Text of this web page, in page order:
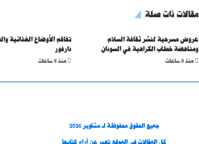
مقالات ذات صلة
عروض مسرحية لنشر ثقافة السلام
ومناهضة خطاب الكراهية في السودان
منذ 8 ساعات
تفاقم الأوضاع الغذائية
دارفور
منذ 8 ساعات
جميع الحقوق محفوظة لـ مشاوير 2026
كل المقالات في الموقع تعبر عن آراء كتابها